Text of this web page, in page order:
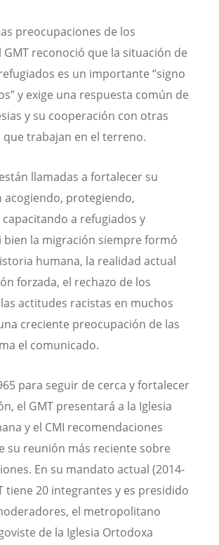
preocupaciones de los
GMT reconoció que la situación de
es un importante “signo
y exige una respuesta común de
y su cooperación con otras
trabajan en el terreno.
llamadas a fortalecer su
acogiendo, protegiendo,
a refugiados y
bien la migración siempre formó
humana, la realidad actual
forzada, el rechazo de los
actitudes racistas en muchos
creciente preocupación de las
el comunicado.
para seguir de cerca y fortalecer
el GMT presentará a la Iglesia
y el CMI recomendaciones
su reunión más reciente sobre
En su mandato actual (2014-
tiene 20 integrantes y es presidido
el metropolitano
de la Iglesia Ortodoxa